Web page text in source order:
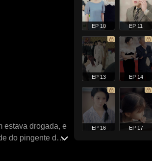
estava drogada, e
do pingente de
EP 10 EP 11
EP 13 EP 14
EP 16 EP 17